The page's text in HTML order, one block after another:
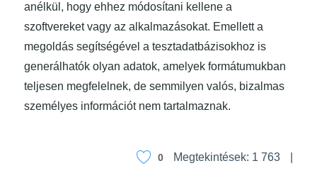
anélkül, hogy ehhez módosítani kellene a
szoftvereket vagy az alkalmazásokat. Emellett a
megoldás segítségével a tesztadatbázisokhoz is
generálhatók olyan adatok, amelyek formátumukban
teljesen megfelelnek, de semmilyen valós, bizalmas
személyes információt nem tartalmaznak.
Megtekintések: 1 763
0